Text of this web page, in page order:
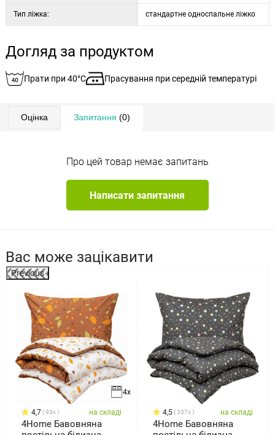
Тип ліжка: стандартне односпальне ліжко
Догляд за продуктом
Прати при 40°C Прасування при середній температурі
Оцінка Запитання (0)
Про цей товар немає запитань
Написати запитання
Вас може зацікавити
Previous
4x
4,7 93x на складі
4Home Бавовняна
4,5 357x на складі
4Home Бавовняна